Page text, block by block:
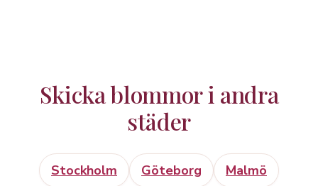
Skicka blommor i andra
städer
Stockholm Göteborg Malmö